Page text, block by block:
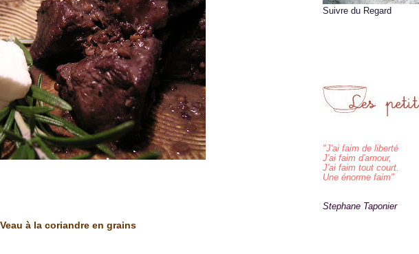
Veau à la coriandre en grains
Suivre du Regard
"J'ai faim de liberté
J'ai faim d'amour,
J'ai faim tout court.
Une énorme faim"
Stephane Taponier